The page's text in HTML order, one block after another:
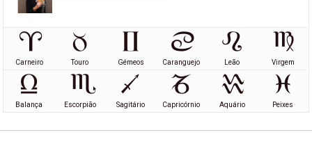
Carneiro Touro Gémeos Caranguejo Leão Virgem
Balança Escorpião Sagitário Capricórnio Aquário Peixes